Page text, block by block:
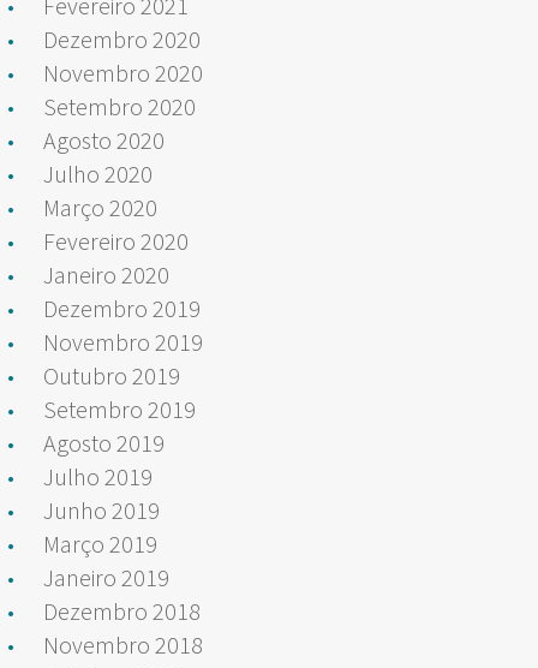
Dezembro 2020
Novembro 2020
Setembro 2020
Agosto 2020
Julho 2020
Março 2020
Fevereiro 2020
Janeiro 2020
Dezembro 2019
Novembro 2019
Outubro 2019
Setembro 2019
Agosto 2019
Julho 2019
Junho 2019
Março 2019
Janeiro 2019
Dezembro 2018
Novembro 2018